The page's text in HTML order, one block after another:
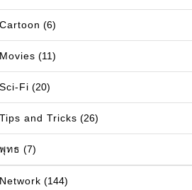
Cartoon (6)
Movies (11)
Sci-Fi (20)
Tips and Tricks (26)
พุทธ (7)
Network (144)